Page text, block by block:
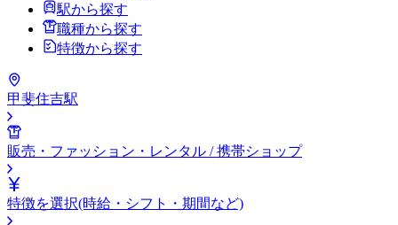
駅から探す
職種から探す
特徴から探す
甲斐住吉駅
販売・ファッション・レンタル / 携帯ショップ
特徴を選択(時給・シフト・期間など)